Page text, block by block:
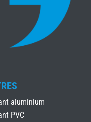
aluminium
PVC